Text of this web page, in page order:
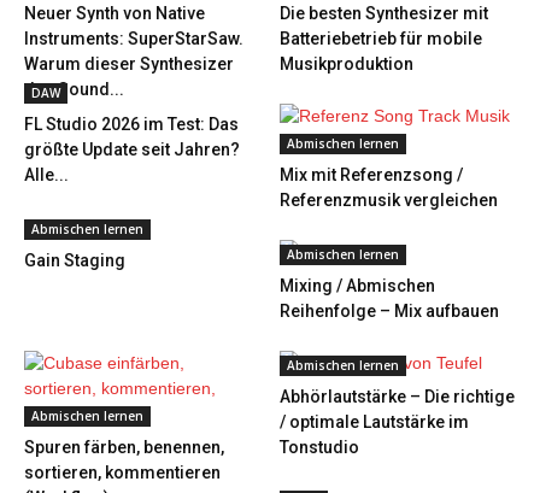
Neuer Synth von Native
Instruments: SuperStarSaw.
Warum dieser Synthesizer
den Sound...
Die besten Synthesizer mit
Batteriebetrieb für mobile
Musikproduktion
DAW
FL Studio 2026 im Test: Das
größte Update seit Jahren?
Alle...
Abmischen lernen
Mix mit Referenzsong /
Referenzmusik vergleichen
Abmischen lernen
Gain Staging Abmischen lernen
Mixing / Abmischen
Reihenfolge – Mix aufbauen
Abmischen lernen
Spuren färben, benennen,
sortieren, kommentieren
Abmischen lernen
Abhörlautstärke – Die richtige
/ optimale Lautstärke im
Tonstudio